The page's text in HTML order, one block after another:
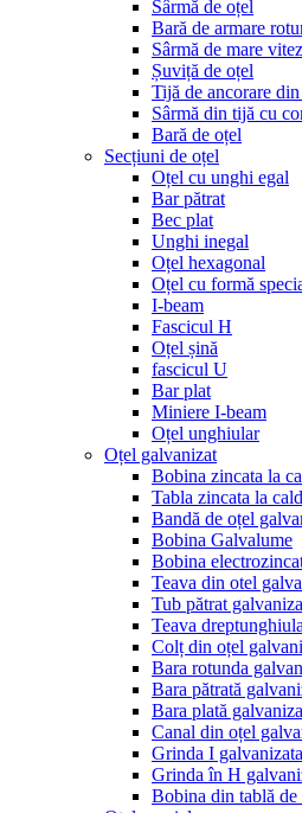
Sârmă de oțel
Bară de armare
Sârmă de mare
Șuviță de oțel
Tijă de ancorare
Sârmă din tijă cu
Bară de oțel
Secțiuni de oțel
Oțel cu unghi egal
Bar pătrat
Bec plat
Unghi inegal
Oțel hexagonal
Oțel cu formă
I-beam
Fascicul H
Oțel șină
fascicul U
Bar plat
Miniere I-beam
Oțel unghiular
Oțel galvanizat
Bobina zincata la
Tabla zincata la cald
Bandă de oțel
Bobina Galvalume
Bobina
Teava din otel
Tub pătrat
Teava
Colț din oțel
Bara rotunda
Bara pătrată
Bara plată
Canal din oțel
Grinda I galvanizata
Grinda în H
Bobina din tablă de